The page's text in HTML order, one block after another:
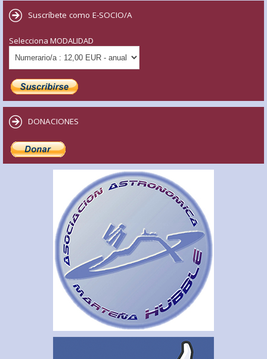
Suscríbete como E-SOCIO/A
Selecciona MODALIDAD
DONACIONES